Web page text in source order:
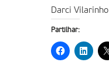
Darci Vilarinho
Partilhar: